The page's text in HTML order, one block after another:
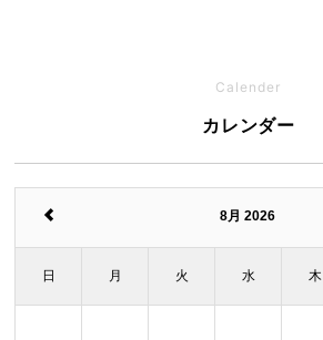
Calender
カレンダー
8月 2026
日 月 火 水 木